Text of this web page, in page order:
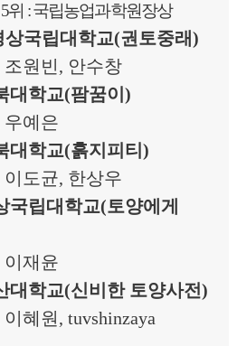
위 : 국립농업과학원장상
상국립대학교(권토중래)
조원빈, 안수창
대학교(팜꿈이 )
우예은
대학교(흙지피티 )
이도균, 한상우
국립대학교(토양에게
이재윤
대학교(신비한 토양사전)
이혜원 , tuvshinzaya